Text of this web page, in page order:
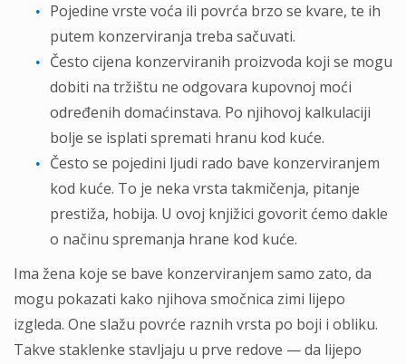
Pojedine vrste voća ili povrća brzo se kvare, te ih
putem konzerviranja treba sačuvati.
Često cijena konzerviranih proizvoda koji se mogu
dobiti na tržištu ne odgovara kupovnoj moći
određenih domaćinstava. Po njihovoj kalkulaciji
bolje se isplati spremati hranu kod kuće.
Često se pojedini ljudi rado bave konzerviranjem
kod kuće. To je neka vrsta takmičenja, pitanje
prestiža, hobija. U ovoj knjižici govorit ćemo dakle
o načinu spremanja hrane kod kuće.
Ima žena koje se bave konzerviranjem samo zato, da
mogu pokazati kako njihova smočnica zimi lijepo
izgleda. One slažu povrće raznih vrsta po boji i obliku.
Takve staklenke stavljaju u prve redove — da lijepo